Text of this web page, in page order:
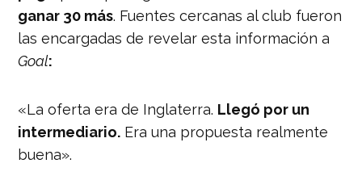
ganar 30 más. Fuentes cercanas al club fueron
las encargadas de revelar esta información a
Goal:
«La oferta era de Inglaterra. Llegó por un
intermediario. Era una propuesta realmente
buena».